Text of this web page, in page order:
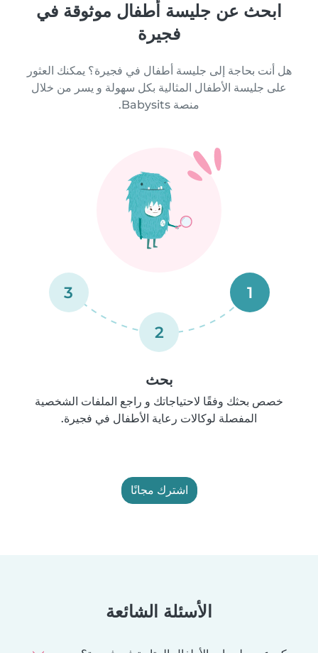
ابحث عن جليسة أطفال موثوقة في
فجيرة
هل أنت بحاجة إلى جليسة أطفال في فجيرة؟ يمكنك العثور
على جليسة الأطفال المثالية بكل سهولة و يسر من خلال
منصة Babysits.
1
2
3
بحث
خصص بحثك وفقًا لاحتياجاتك و راجع الملفات الشخصية
المفصلة لوكالات رعاية الأطفال في فجيرة.
اشترك مجانًا
الأسئلة الشائعة